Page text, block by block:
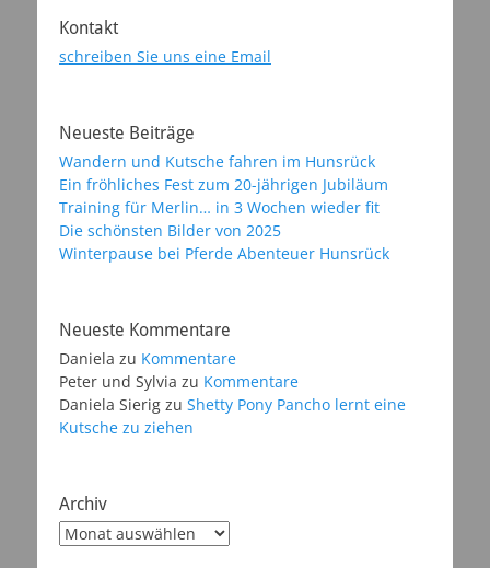
Kontakt
schreiben Sie uns eine Email
Neueste Beiträge
Wandern und Kutsche fahren im Hunsrück
Ein fröhliches Fest zum 20-jährigen Jubiläum
Training für Merlin… in 3 Wochen wieder fit
Die schönsten Bilder von 2025
Winterpause bei Pferde Abenteuer Hunsrück
Neueste Kommentare
Daniela zu Kommentare
Peter und Sylvia zu Kommentare
Daniela Sierig zu Shetty Pony Pancho lernt eine
Kutsche zu ziehen
Archiv
Archiv